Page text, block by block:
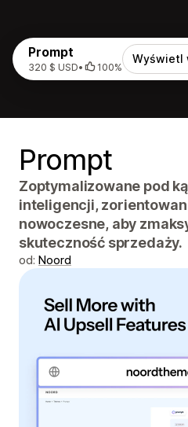
Prompt
320 $ USD• 100%
Wyświetl
Prompt
Zoptymalizowane pod
inteligencji,
nowoczesne, aby
skuteczność sprzedaży.
od: Noord